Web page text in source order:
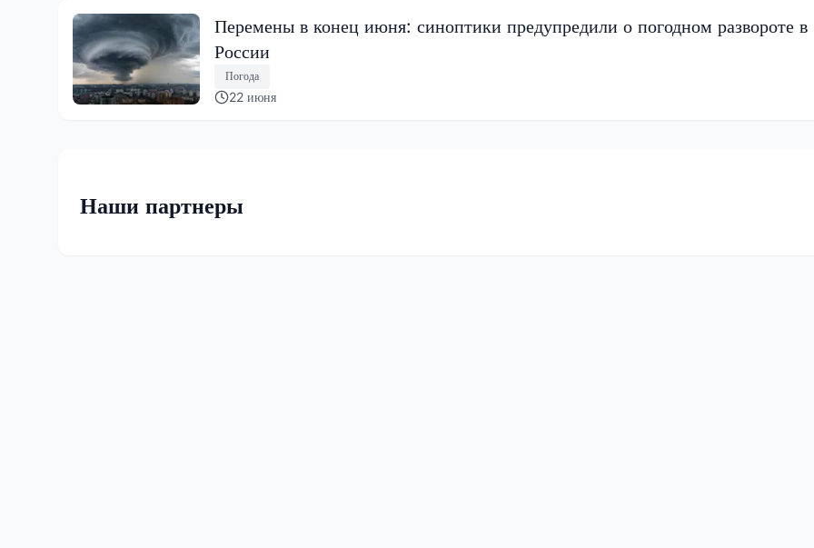
Перемены в конец июня: синоптики предупредили о погодном развороте в
России
Погода
22 июня
Наши партнеры